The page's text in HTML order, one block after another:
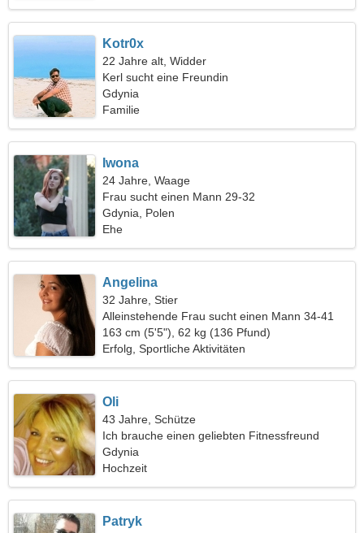
Kotr0x
22 Jahre alt, Widder
Kerl sucht eine Freundin
Gdynia
Familie
Iwona
24 Jahre, Waage
Frau sucht einen Mann 29-32
Gdynia, Polen
Ehe
Angelina
32 Jahre, Stier
Alleinstehende Frau sucht einen Mann 34-41
163 cm (5'5"), 62 kg (136 Pfund)
Erfolg, Sportliche Aktivitäten
Oli
43 Jahre, Schütze
Ich brauche einen geliebten Fitnessfreund
Gdynia
Hochzeit
Patryk